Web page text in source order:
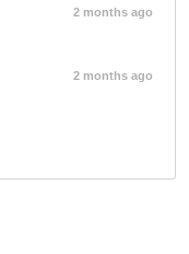
2 months ago
2 months ago